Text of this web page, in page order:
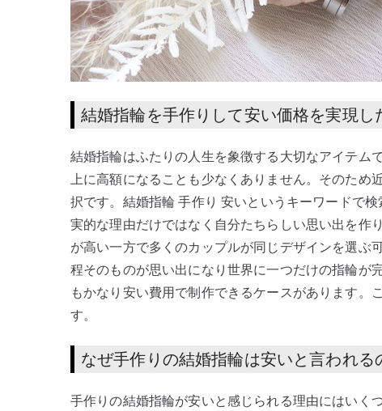
結婚指輪を手作りして安い価格を実現し
結婚指輪はふたりの人生を象徴する大切なアイテム
上に高額になることも少なくありません。そのた
択です。結婚指輪 手作り 安いというキーワードで
実的な理由だけではなく自分たちらしい思い出を作
が高い一方で多くのカップルが同じデザインを選ぶ
程そのものが思い出になり世界に一つだけの指輪が
もかなり安い費用で制作できるケースがあります。
す。
なぜ手作りの結婚指輪は安いと言われる
手作りの結婚指輪が安いと感じられる理由にはいく